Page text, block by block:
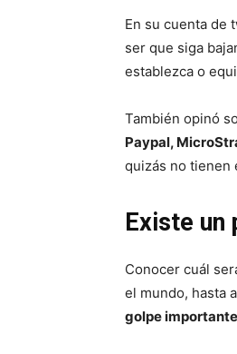
En su cuenta de
ser que siga
establezca o
También opinó
Paypal,
quizás no tienen
Existe un
Conocer cuál
el mundo, hasta
golpe